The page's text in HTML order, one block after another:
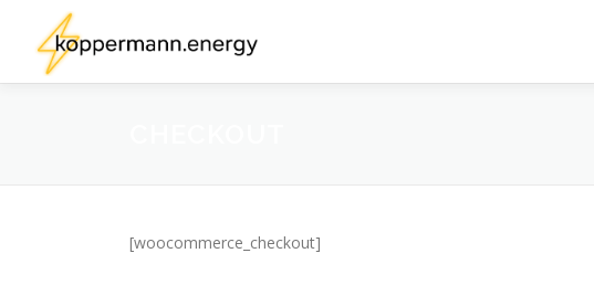
springen
[woocommerce_checkout]